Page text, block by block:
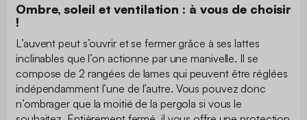
Ombre, soleil et ventilation : à vous de choisir
!
L’auvent peut s’ouvrir et se fermer grâce à ses lattes
inclinables que l’on actionne par une manivelle. Il se
compose de 2 rangées de lames qui peuvent être réglées
indépendamment l’une de l’autre. Vous pouvez donc
n’ombrager que la moitié de la pergola si vous le